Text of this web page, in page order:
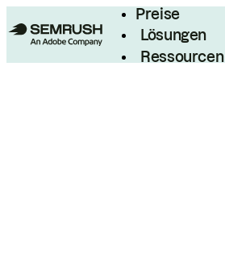
Preise
Lösungen
Ressourcen